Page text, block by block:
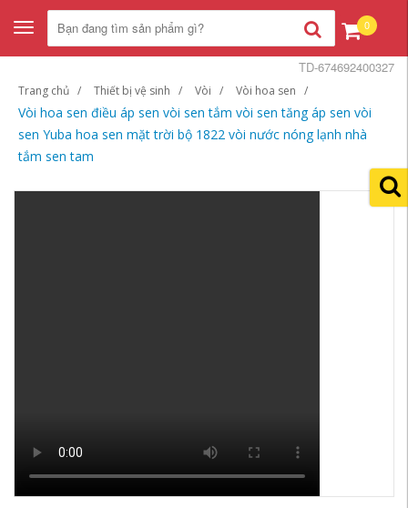
Toggle
navigation
0
Trang chủ Thiết bị vệ sinh Vòi Vòi hoa sen
Vòi hoa sen điều áp sen vòi sen tắm vòi sen tăng áp sen vòi
sen Yuba hoa sen mặt trời bộ 1822 vòi nước nóng lạnh nhà
tắm sen tam
TD-674692400327